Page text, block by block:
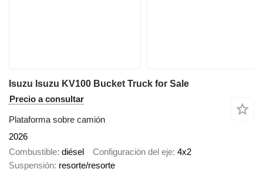
Isuzu Isuzu KV100 Bucket Truck for Sale
Precio a consultar
Plataforma sobre camión
2026
Combustible diésel Configuración del eje 4x2
Suspensión resorte/resorte